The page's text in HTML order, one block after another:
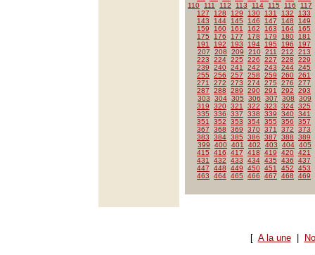
110
111 112 113 114 115 116
117
127
128 129 130 131 132
133
143
144 145 146 147 148
149
159
160 161 162 163 164
165
175
176 177 178 179 180
181
191
192 193 194 195 196
197
207
208 209 210 211 212
213
223
224 225 226 227 228
229
239
240 241 242 243 244 245
255
256 257 258 259 260 261
271
272 273 274 275 276
277
287
288 289 290 291 292
293
303
304 305 306 307 308
309
319
320 321 322 323 324 325
335
336 337 338 339 340 341
351
352 353 354 355 356
357
367
368 369 370 371 372
373
383
384 385 386 387 388
389
399
400 401 402 403 404 405
415
416 417 418 419 420 421
431
432 433 434 435 436
437
447
448 449 450 451 452
453
463
464 465 466 467 468 469
[ A la une|